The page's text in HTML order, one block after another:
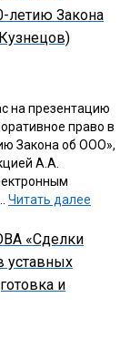
летию Закона
на презентацию
право в
Закона об ООО»,
А.А.
Читать далее
«Сделки
уставных
и